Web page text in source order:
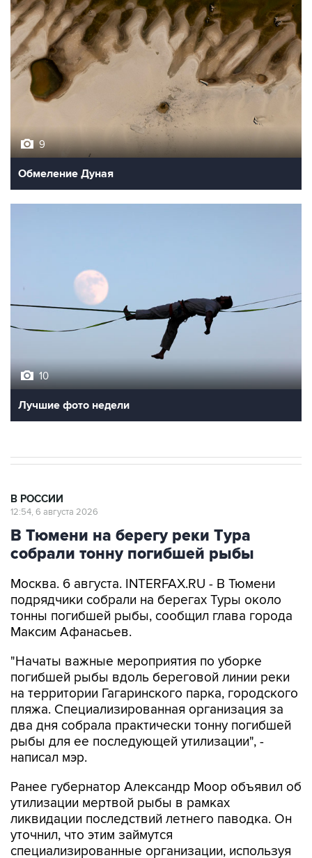
9
Обмеление Дуная
10
Лучшие фото недели
В РОССИИ
12:54, 6 августа 2026
В Тюмени на берегу реки Тура
собрали тонну погибшей рыбы
Москва. 6 августа. INTERFAX.RU - В Тюмени
подрядчики собрали на берегах Туры около
тонны погибшей рыбы, сообщил глава города
Максим Афанасьев.
"Начаты важные мероприятия по уборке
погибшей рыбы вдоль береговой линии реки
на территории Гагаринского парка, городского
пляжа. Специализированная организация за
два дня собрала практически тонну погибшей
рыбы для ее последующей утилизации", -
написал мэр.
Ранее губернатор Александр Моор объявил об
утилизации мертвой рыбы в рамках
ликвидации последствий летнего паводка. Он
уточнил, что этим займутся
специализированные организации, используя